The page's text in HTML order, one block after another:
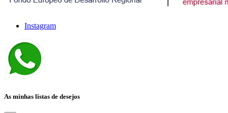
Instagram
As minhas listas de desejos